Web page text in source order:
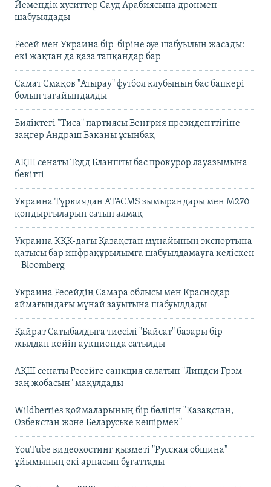
Йемендік хуситтер Сауд Арабиясына дронмен
шабуылдады
Ресей мен Украина бір-біріне әуе шабуылын жасады:
екі жақтан да қаза тапқандар бар
Самат Смақов "Атырау" футбол клубының бас бапкері
болып тағайындалды
Биліктегі "Тиса" партиясы Венгрия президенттігіне
заңгер Андраш Баканы ұсынбақ
АҚШ сенаты Тодд Бланшты бас прокурор лауазымына
бекітті
Украина Түркиядан ATACMS зымырандары мен M270
қондырғыларын сатып алмақ
Украина КҚК-дағы Қазақстан мұнайының экспортына
қатысы бар инфрақұрылымға шабуылдамауға келіскен
– Bloomberg
Украина Ресейдің Самара облысы мен Краснодар
аймағындағы мұнай зауытына шабуылдады
Қайрат Сатыбалдыға тиесілі "Байсат" базары бір
жылдан кейін аукционда сатылды
АҚШ сенаты Ресейге санкция салатын "Линдси Грэм
заң жобасын" мақұлдады
Wildberries қоймаларының бір бөлігін "Қазақстан,
Өзбекстан және Беларуське көшірмек"
YouTube видеохостинг қызметі "Русская община"
ұйымының екі арнасын бұғаттады